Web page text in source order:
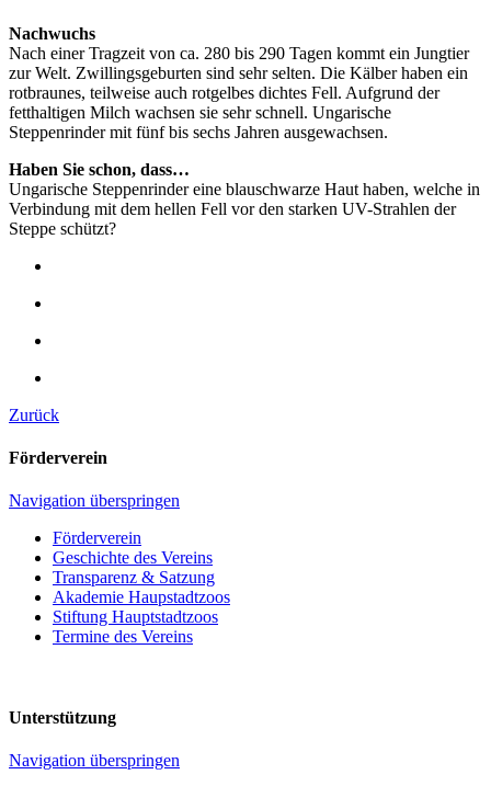
Nachwuchs
Nach einer Tragzeit von ca. 280 bis 290 Tagen kommt ein Jungtier
zur Welt. Zwillingsgeburten sind sehr selten. Die Kälber haben ein
rotbraunes, teilweise auch rotgelbes dichtes Fell. Aufgrund der
fetthaltigen Milch wachsen sie sehr schnell. Ungarische
Steppenrinder mit fünf bis sechs Jahren ausgewachsen.
Haben Sie schon, dass…
Ungarische Steppenrinder eine blauschwarze Haut haben, welche in
Verbindung mit dem hellen Fell vor den starken UV-Strahlen der
Steppe schützt?
Zurück
Förderverein
Navigation überspringen
Förderverein
Geschichte des Vereins
Transparenz & Satzung
Akademie Haupstadtzoos
Stiftung Hauptstadtzoos
Termine des Vereins
Unterstützung
Navigation überspringen